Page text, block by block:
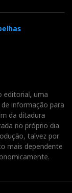
editorial, uma
informação para
da ditadura
no próprio dia
talvez por
mais dependente